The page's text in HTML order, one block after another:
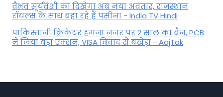
वैभव सूर्यवंशी का दिखेगा अब नया अवतार, राजस्थान
रॉयल्स के साथ बहा रहे हैं पसीना - India TV Hindi
पाकिस्तानी क्रिकेटर हमजा नजर पर 2 साल का बैन, PCB
ने ल‍िया बड़ा एक्शन, VISA व‍िवाद से बखेड़ा - AajTak